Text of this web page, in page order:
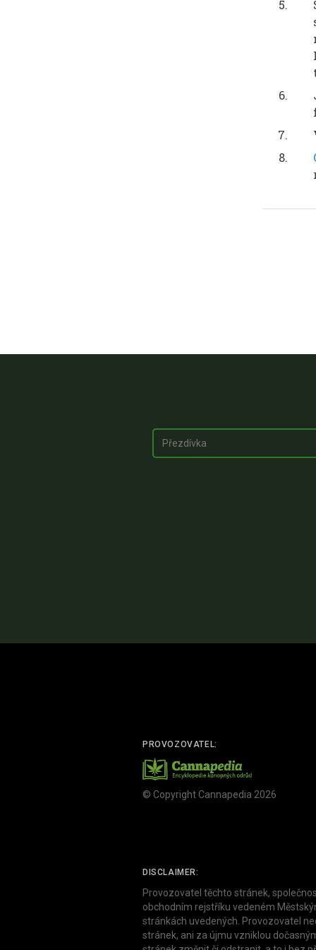
PROVOZOVATEL:
© Copyright Cannapedia 2026
DISCLAIMER:
Provozovatel těchto stránek,
obchodním rejstříku vedeném
stránkách uvedených. Provozovatel
stránek, ani za újmu vzniklou